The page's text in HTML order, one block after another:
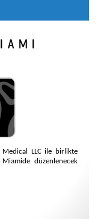
Medical LLC ile birlikte
düzenlenecek